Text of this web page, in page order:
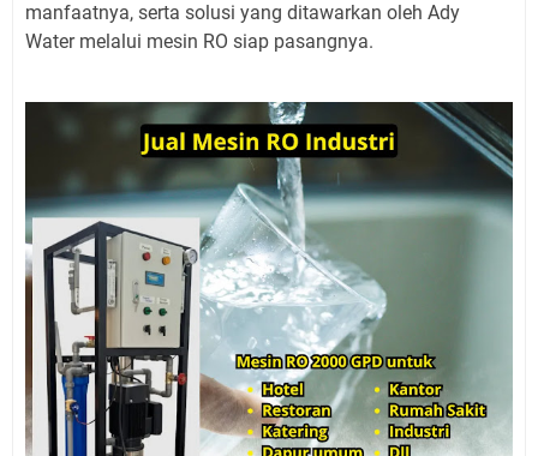
manfaatnya, serta solusi yang ditawarkan oleh Ady
Water melalui mesin RO siap pasangnya.